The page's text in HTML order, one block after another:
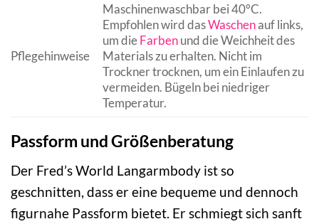
Pflegehinweise
Maschinenwaschbar bei 40°C.
Empfohlen wird dasWaschenauf links,
um dieFarbenund die Weichheit des
Materials zu erhalten. Nicht im
Trockner trocknen, um ein Einlaufen zu
vermeiden. Bügeln bei niedriger
Temperatur.
Passform und Größenberatung
Der Fred’s World Langarmbody ist so
geschnitten, dass er eine bequeme und dennoch
figurnahe Passform bietet. Er schmiegt sich sanft